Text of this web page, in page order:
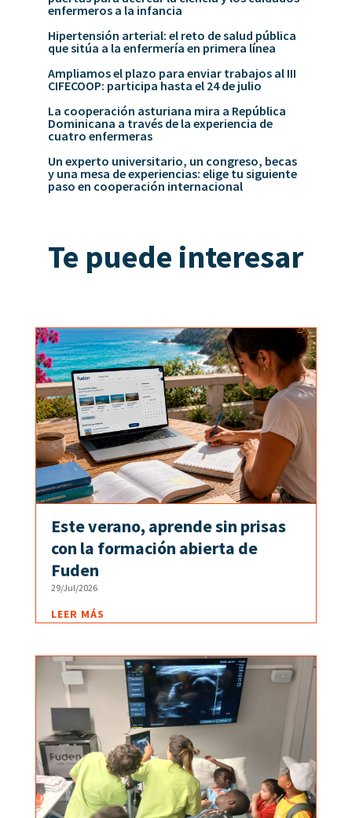
enfermeros a la infancia
Hipertensión arterial: el reto de salud pública
que sitúa a la enfermería en primera línea
Ampliamos el plazo para enviar trabajos al III
CIFECOOP: participa hasta el 24 de julio
La cooperación asturiana mira a República
Dominicana a través de la experiencia de
cuatro enfermeras
Un experto universitario, un congreso, becas
y una mesa de experiencias: elige tu siguiente
paso en cooperación internacional
Te puede interesar
Este verano, aprende sin prisas
con la formación abierta de
Fuden
29/Jul/2026
LEER MÁS